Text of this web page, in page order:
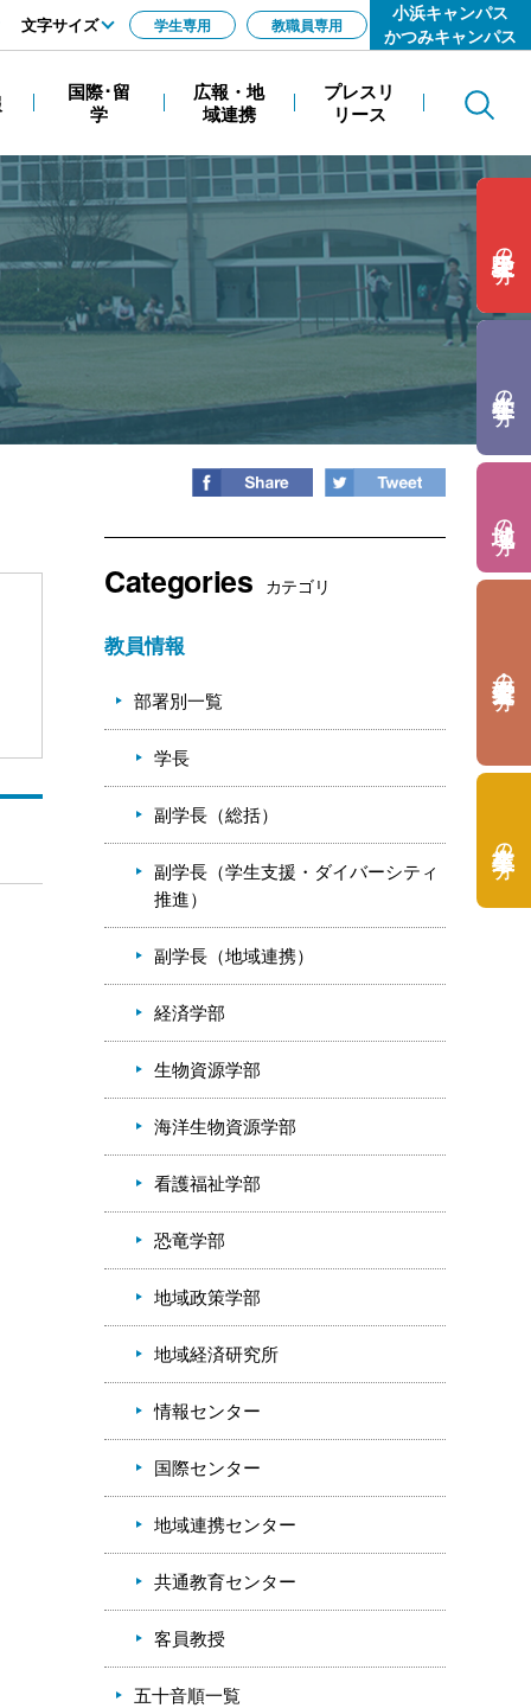
Search
国際･留
学
広報・地
域連携
プレスリ
リース
小浜キャンパス
かつみキャンパス
の方
の方
の方
の方
の方
文字サイズ
拡大
学生専用 教職員専用
Categories カテゴリ
教員情報
部署別一覧
学長
副学長（総括）
副学長（学生支援・ダイバーシティ
推進）
副学長（地域連携）
経済学部
生物資源学部
海洋生物資源学部
看護福祉学部
恐竜学部
地域政策学部
地域経済研究所
情報センター
国際センター
地域連携センター
共通教育センター
客員教授
五十音順一覧